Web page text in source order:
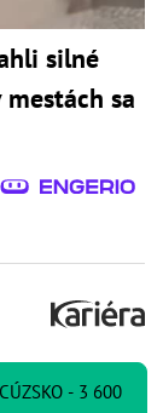
silné
sa
- 3 600